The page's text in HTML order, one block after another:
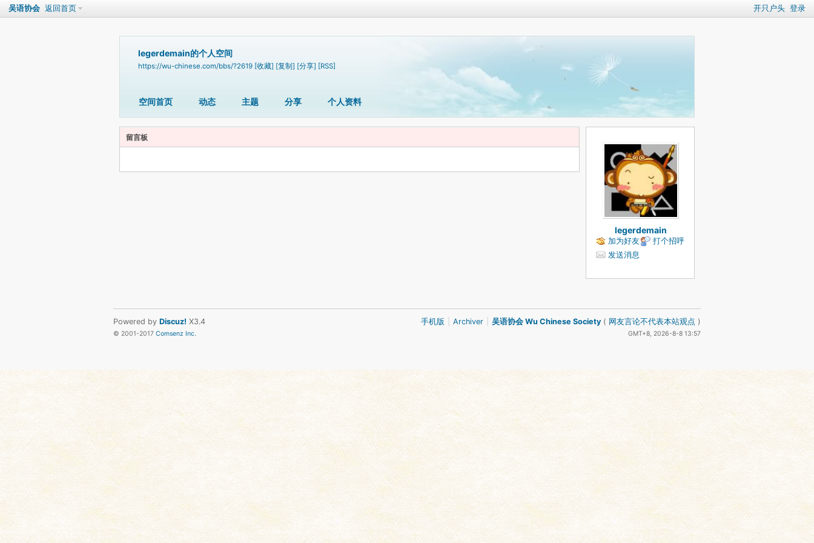
开只户头 登录
吴语协会 返回首页
legerdemain的个人空间
https://wu-chinese.com/bbs/?2619 [收藏] [复制] [分享] [RSS]
空间首页 动态 主题 分享 个人资料
留言板
legerdemain
加为好友
打个招呼
发送消息
手机版 Archiver 吴语协会 Wu Chinese Society ( 网友言论不代表本站观点 )
GMT+8, 2026-8-8 13:57
Powered by Discuz! X3.4
© 2001-2017 Comsenz Inc.